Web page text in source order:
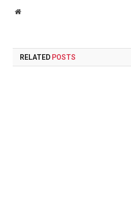
Website
RELATED POSTS